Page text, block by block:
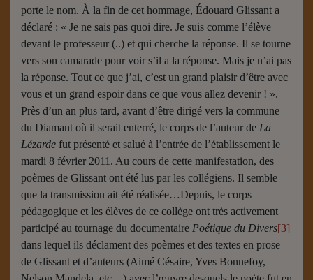
porte le nom. À la fin de cet hommage, Édouard Glissant a
déclaré : « Je ne sais pas quoi dire. Je suis comme l’élève
devant le professeur (..) et qui cherche la réponse. Il se tourne
vers son camarade pour voir s’il a la réponse. Mais je n’ai pas
la réponse. Tout ce que j’ai, c’est un grand plaisir d’être avec
vous et un grand espoir dans ce que vous allez devenir ! ».
Près d’un an plus tard, avant d’être dirigé vers la commune
du Diamant où il serait enterré, le corps de l’auteur de La
Lézarde fut présenté et salué à l’entrée de l’établissement le
mardi 8 février 2011. Au cours de cette manifestation, des
poèmes de Glissant ont été lus par les collégiens. Il semble
que la transmission ait été réalisée…Depuis, le corps
pédagogique et les élèves de ce collège ont très activement
participé au tournage du documentaire Poétique du Divers[3]
dans lequel ils déclament des poèmes et des textes en prose
de Glissant et d’auteurs (Aimé Césaire, Yves Bonnefoy,